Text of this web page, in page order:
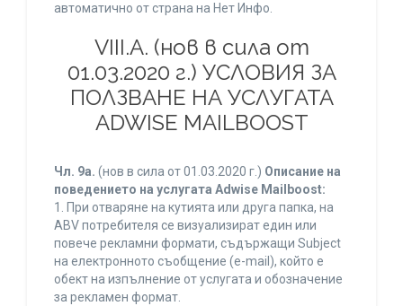
автоматично от страна на Нет Инфо.
VIII.A. (нов в сила от
01.03.2020 г.) УСЛОВИЯ ЗА
ПОЛЗВАНЕ НА УСЛУГАТА
ADWISE MAILBOOST
Чл. 9а. (нов в сила от 01.03.2020 г.) Описание на
поведението на услугата Adwise Mailboost:
1. При отваряне на кутията или друга папка, на
ABV потребителя се визуализират един или
повече рекламни формати, съдържащи Subject
на електронното съобщение (e-mail), който е
обект на изпълнение от услугата и обозначение
за рекламен формат.